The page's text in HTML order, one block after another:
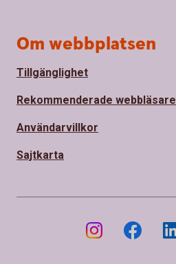
Om webbplatsen
Tillgänglighet
Rekommenderade webbläsare
Användarvillkor
Sajtkarta